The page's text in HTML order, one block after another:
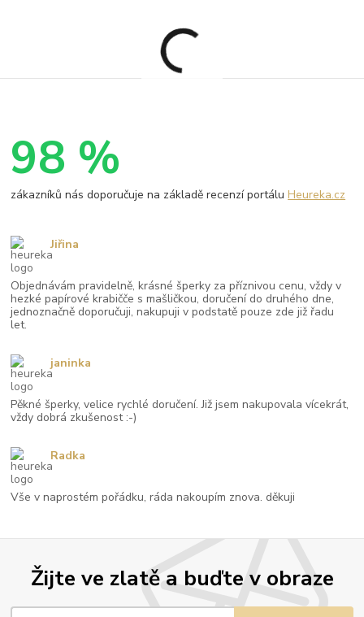
Žijte ve zlatě a buďte v obraze
98 %
zákazníků nás doporučuje na základě recenzí portáluHeureka.cz
Objednávám pravidelně, krásné šperky za příznivou cenu, vždy v
hezké papírové krabičče s mašličkou, doručení do druhého dne,
jednoznačně doporučuji, nakupuji v podstatě pouze zde již řadu
let.
Jiřina
Pěkné šperky, velice rychlé doručení. Již jsem nakupovala vícekrát,
vždy dobrá zkušenost :-)
janinka
Vše v naprostém pořádku, ráda nakoupím znova. děkuji
Radka